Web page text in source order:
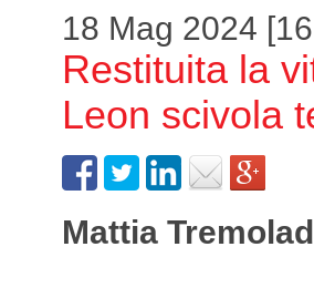
18 Mag 2024
Restituita la
Leon scivola
Mattia